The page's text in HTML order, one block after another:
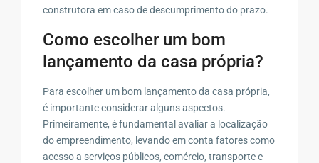
construtora em caso de descumprimento do prazo.
Como escolher um bom
lançamento da casa própria?
Para escolher um bom lançamento da casa própria,
é importante considerar alguns aspectos.
Primeiramente, é fundamental avaliar a localização
do empreendimento, levando em conta fatores como
acesso a serviços públicos, comércio, transporte e